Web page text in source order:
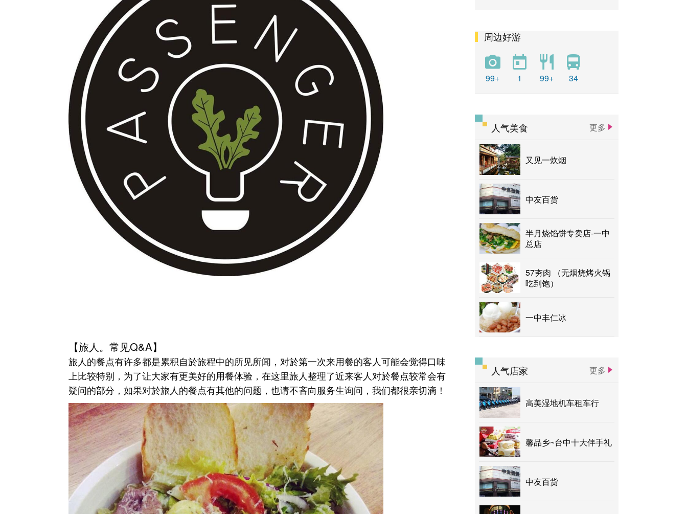
【旅人。常见Q&A】
旅人的餐点有许多都是累积自於旅程中的所见所闻，对於第一次来用餐的客人可能会觉得口味
上比较特别，为了让大家有更美好的用餐体验，在这里旅人整理了近来客人对於餐点较常会有
疑问的部分，如果对於旅人的餐点有其他的问题，也请不吝向服务生询问，我们都很亲切滴！
周边好游
99+ 1 99+ 34
人气美食 更多
又见一炊烟
中友百货
半月烧馅饼专卖店-一中
总店
57夯肉 （无烟烧烤火锅
吃到饱）
一中丰仁冰
人气店家 更多
高美湿地机车租车行
馨品乡~台中十大伴手礼
中友百货